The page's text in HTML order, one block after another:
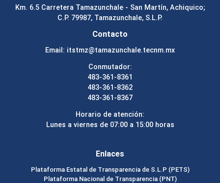
Km. 6.5 Carretera Tamazunchale - San Martín, Achiquico;
C.P. 79987, Tamazunchale, S.L.P.
Contacto
Email: itstmz@tamazunchale.tecnm.mx
Conmutador:
483-361-8361
483-361-8362
483-361-8367
Horario de atención:
Lunes a viernes de 07:00 a 15:00 horas
Enlaces
Plataforma Estatal de Transparencia de S.L.P (PETS)
Plataforma Nacional de Transparencia (PNT)